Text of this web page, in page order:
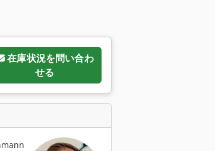
在庫状況を問い合わ
せる